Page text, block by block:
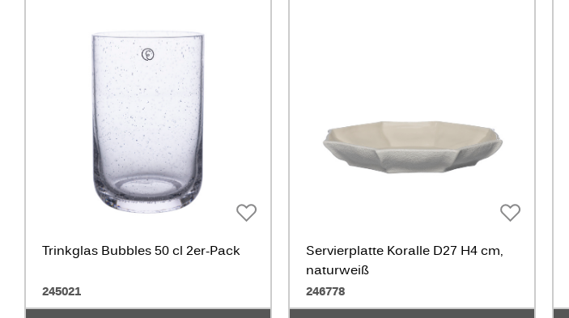
Trinkglas Bubbles 50 cl 2er-Pack
245021
Servierplatte Koralle D27 H4 cm,
naturweiß
246778